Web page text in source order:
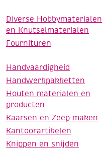
Diverse Hobbymaterialen
en Knutselmaterialen
Fournituren
Handvaardigheid
Handwerkpakketten
Houten materialen en
producten
Kaarsen en Zeep maken
Kantoorartikelen
Knippen en snijden